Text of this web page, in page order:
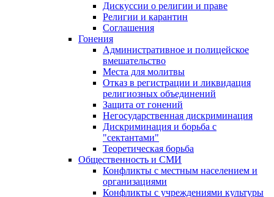
Дискуссии о религии и праве
Религии и карантин
Соглашения
Гонения
Административное и полицейское
вмешательство
Места для молитвы
Отказ в регистрации и ликвидация
религиозных объединений
Защита от гонений
Негосударственная дискриминация
Дискриминация и борьба с
"сектантами"
Теоретическая борьба
Общественность и СМИ
Конфликты с местным населением и
организациями
Конфликты с учреждениями культуры